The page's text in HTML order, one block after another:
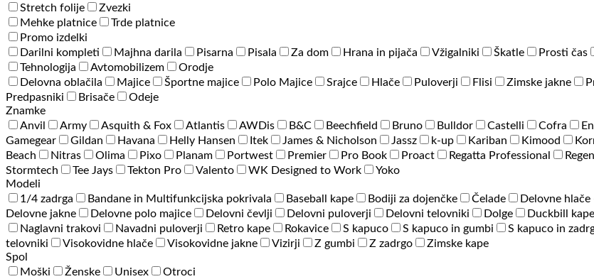
Stretch folije
Zvezki
Mehke platnice
Trde platnice
Promo izdelki
Darilni kompleti
Majhna darila Pisarna Pisala Za dom Hrana in pijača Vžigalniki Škatle Prosti čas
Tehnologija
Avtomobilizem
Orodje
Delovna oblačila
Majice Športne majice Polo Majice Srajce Hlače Puloverji Flisi Zimske jakne
Predpasniki
Brisače
Odeje
Znamke
Anvil
Army Asquith & Fox Atlantis AWDis B&C Beechfield Bruno Bulldor Castelli Cofra
Gamegear
Gildan Havana Helly Hansen Itek James & Nicholson Jassz k-up Kariban Kimood
Beach
Nitras Olima Pixo Planam Portwest Premier Pro Book Proact Regatta Professional
Stormtech
Tee Jays Tekton Pro Valento WK Designed to Work
Yoko
Modeli
1/4 zadrga
Bandane in Multifunkcijska pokrivala Baseball kape Bodiji za dojenčke Čelade Delovne
Delovne jakne
Delovne polo majice Delovni čevlji Delovni puloverji Delovni telovniki Dolge Duckbill kape
Naglavni trakovi
Navadni puloverji Retro kape Rokavice S kapuco S kapuco in gumbi S kapuco in
telovniki
Visokovidne hlače Visokovidne jakne Vizirji Z gumbi Z zadrgo
Zimske kape
Spol
Moški
Ženske Unisex
Otroci